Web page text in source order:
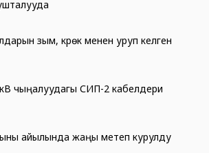
зым, күрөк менен уруп келген
чыңалуудагы СИП-2 кабелдери
айылында жаңы метеп курулду